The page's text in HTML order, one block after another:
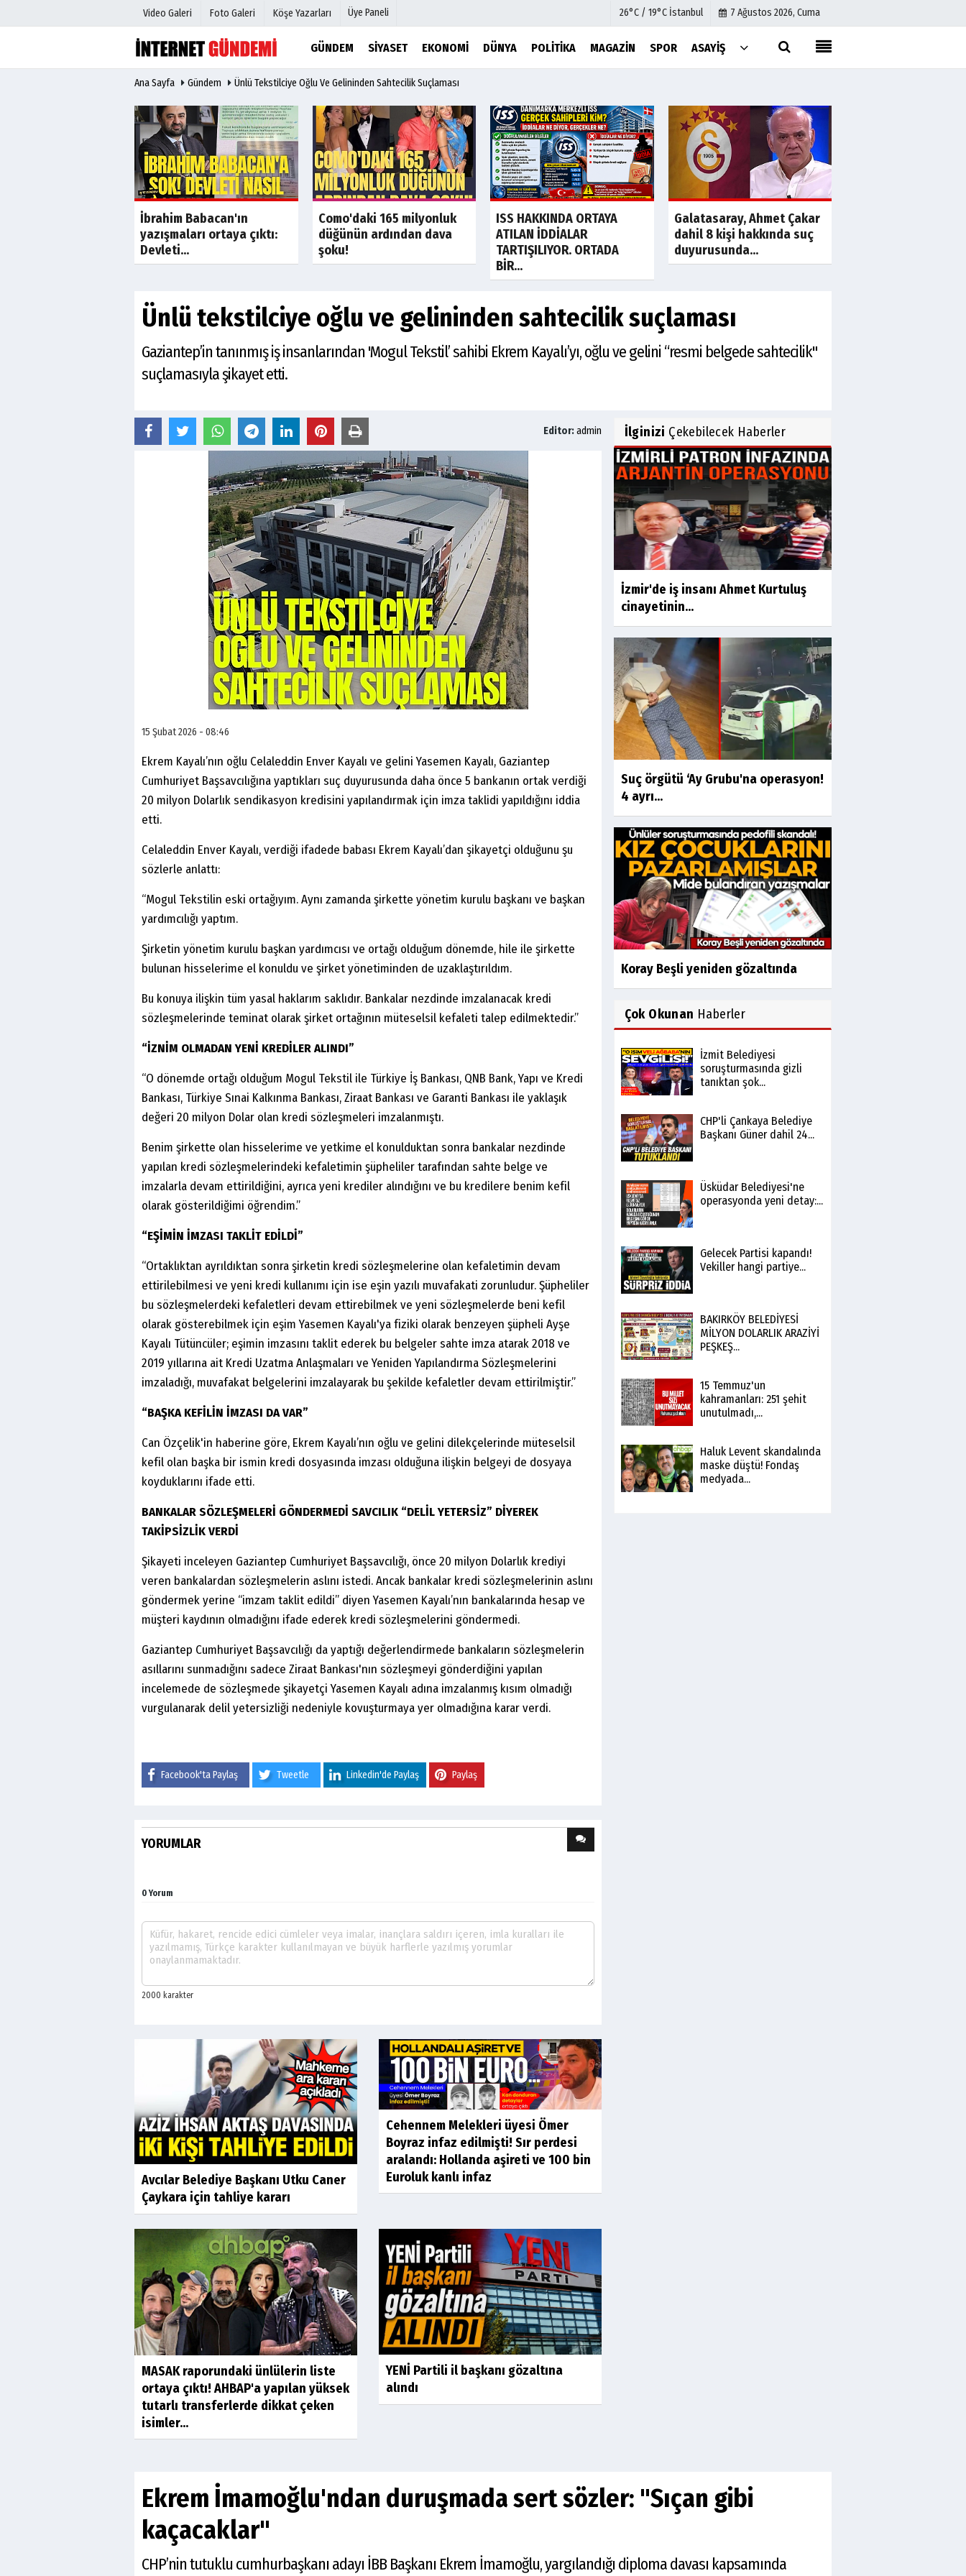
Video Galeri Foto Galeri Köşe Yazarları Üye Paneli 26°C / 19°C İstanbul 7 Ağustos 2026, Cuma
GÜNDEM SIYASET EKONOMI DÜNYA POLITIKA MAGAZIN SPOR ASAYIŞ
Hava Durumu
Gazete Manşetleri
Anketler
Biyografiler
Video Galeri
Foto Galeri
Etkinlikler
İletişim
Çerez Politikası
Gizlilik İlkeleri
Ana Sayfa Gündem Ünlü Tekstilciye Oğlu Ve Gelininden Sahtecilik Suçlaması
Son Dakika
İbrahim Babacan'ın
yazışmaları ortaya çıktı:
Devleti...
Son Dakika
Como'daki 165 milyonluk
düğünün ardından dava
şoku!
Son Dakika
ISS HAKKINDA ORTAYA
ATILAN İDDİALAR
TARTIŞILIYOR. ORTADA
BİR...
Galatasaray, Ahmet Çakar
dahil 8 kişi hakkında suç
duyurusunda...
Ünlü tekstilciye oğlu ve gelininden sahtecilik suçlaması
Gaziantep’in tanınmış iş insanlarından 'Mogul Tekstil’ sahibi Ekrem Kayalı’yı, oğlu ve gelini “resmi belgede sahtecilik"
suçlamasıyla şikayet etti.
Editor:admin
15 Şubat 2026 - 08:46
Ekrem Kayalı’nın oğlu Celaleddin Enver Kayalı ve gelini Yasemen Kayalı, Gaziantep
Cumhuriyet Başsavcılığına yaptıkları suç duyurusunda daha önce 5 bankanın ortak verdiği
20 milyon Dolarlık sendikasyon kredisini yapılandırmak için imza taklidi yapıldığını iddia
etti.
Celaleddin Enver Kayalı, verdiği ifadede babası Ekrem Kayalı’dan şikayetçi olduğunu şu
sözlerle anlattı:
“Mogul Tekstilin eski ortağıyım. Aynı zamanda şirkette yönetim kurulu başkanı ve başkan
yardımcılığı yaptım.
Şirketin yönetim kurulu başkan yardımcısı ve ortağı olduğum dönemde, hile ile şirkette
bulunan hisselerime el konuldu ve şirket yönetiminden de uzaklaştırıldım.
Bu konuya ilişkin tüm yasal haklarım saklıdır. Bankalar nezdinde imzalanacak kredi
sözleşmelerinde teminat olarak şirket ortağının müteselsil kefaleti talep edilmektedir.”
“İZNİM OLMADAN YENİ KREDİLER ALINDI”
“O dönemde ortağı olduğum Mogul Tekstil ile Türkiye İş Bankası, QNB Bank, Yapı ve Kredi
Bankası, Türkiye Sınai Kalkınma Bankası, Ziraat Bankası ve Garanti Bankası ile yaklaşık
değeri 20 milyon Dolar olan kredi sözleşmeleri imzalanmıştı.
Benim şirkette olan hisselerime ve yetkime el konulduktan sonra bankalar nezdinde
yapılan kredi sözleşmelerindeki kefaletimin şüpheliler tarafından sahte belge ve
imzalarla devam ettirildiğini, ayrıca yeni krediler alındığını ve bu kredilere benim kefil
olarak gösterildiğimi öğrendim.”
“EŞİMİN İMZASI TAKLİT EDİLDİ”
“Ortaklıktan ayrıldıktan sonra şirketin kredi sözleşmelerine olan kefaletimin devam
ettirilebilmesi ve yeni kredi kullanımı için ise eşin yazılı muvafakati zorunludur. Şüpheliler
bu sözleşmelerdeki kefaletleri devam ettirebilmek ve yeni sözleşmelerde beni kefil
olarak gösterebilmek için eşim Yasemen Kayalı'ya fiziki olarak benzeyen şüpheli Ayşe
Kayalı Tütüncüler; eşimin imzasını taklit ederek bu belgeler sahte imza atarak 2018 ve
2019 yıllarına ait Kredi Uzatma Anlaşmaları ve Yeniden Yapılandırma Sözleşmelerini
imzaladığı, muvafakat belgelerini imzalayarak bu şekilde kefaletler devam ettirilmiştir.”
“BAŞKA KEFİLİN İMZASI DA VAR”
Can Özçelik'in haberine göre, Ekrem Kayalı’nın oğlu ve gelini dilekçelerinde müteselsil
kefil olan başka bir ismin kredi dosyasında imzası olduğuna ilişkin belgeyi de dosyaya
koyduklarını ifade etti.
BANKALAR SÖZLEŞMELERİ GÖNDERMEDİ SAVCILIK “DELİL YETERSİZ” DİYEREK
TAKİPSİZLİK VERDİ
Şikayeti inceleyen Gaziantep Cumhuriyet Başsavcılığı, önce 20 milyon Dolarlık krediyi
veren bankalardan sözleşmelerin aslını istedi. Ancak bankalar kredi sözleşmelerinin aslını
göndermek yerine “imzam taklit edildi” diyen Yasemen Kayalı’nın bankalarında hesap ve
müşteri kaydının olmadığını ifade ederek kredi sözleşmelerini göndermedi.
Gaziantep Cumhuriyet Başsavcılığı da yaptığı değerlendirmede bankaların sözleşmelerin
asıllarını sunmadığını sadece Ziraat Bankası'nın sözleşmeyi gönderdiğini yapılan
incelemede de sözleşmede şikayetçi Yasemen Kayalı adına imzalanmış kısım olmadığı
vurgulanarak delil yetersizliği nedeniyle kovuşturmaya yer olmadığına karar verdi.
Facebook'ta Paylaş Tweetle Linkedin'de Paylaş Paylaş
YORUMLAR
0 Yorum
Avcılar Belediye Başkanı Utku Caner
Çaykara için tahliye kararı
Cehennem Melekleri üyesi Ömer
Boyraz infaz edilmişti! Sır perdesi
aralandı: Hollanda aşireti ve 100 bin
Euroluk kanlı infaz
MASAK raporundaki ünlülerin liste
ortaya çıktı! AHBAP'a yapılan yüksek
tutarlı transferlerde dikkat çeken
isimler...
YENİ Partili il başkanı gözaltına
alındı
İlginizi Çekebilecek Haberler
İzmir'de iş insanı Ahmet Kurtuluş
cinayetinin...
Suç örgütü ‘Ay Grubu'na operasyon!
4 ayrı...
Koray Beşli yeniden gözaltında
Çok Okunan Haberler
İzmit Belediyesi
soruşturmasında gizli
tanıktan şok...
CHP'li Çankaya Belediye
Başkanı Güner dahil 24...
Üsküdar Belediyesi'ne
operasyonda yeni detay:...
Gelecek Partisi kapandı!
Vekiller hangi partiye...
BAKIRKÖY BELEDİYESİ
MİLYON DOLARLIK ARAZİYİ
PEŞKEŞ...
15 Temmuz'un
kahramanları: 251 şehit
unutulmadı,...
Haluk Levent skandalında
maske düştü! Fondaş
medyada...
Ekrem İmamoğlu'ndan duruşmada sert sözler: "Sıçan gibi
kaçacaklar"
CHP’nin tutuklu cumhurbaşkanı adayı İBB Başkanı Ekrem İmamoğlu, yargılandığı diploma davası kapsamında